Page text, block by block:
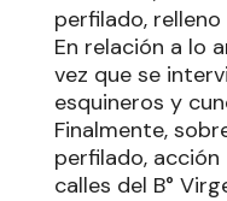
perfilado,
En relación a lo
vez que se
esquineros y
Finalmente,
perfilado,
calles del B°